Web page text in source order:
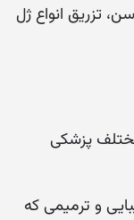
تزریق انواع ژل
پزشکی
و ترمیمی که